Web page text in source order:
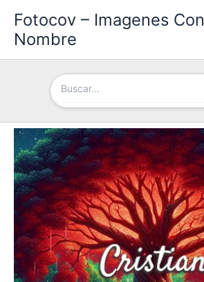
contenido
Fotocov – Imagenes Con
Nombre